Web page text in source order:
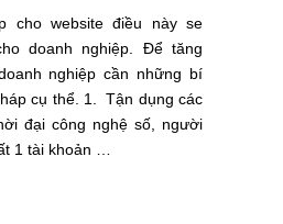
cho website điều này se
doanh nghiệp. Để tăng
nghiệp cần những bí
cụ thể. 1. Tận dụng các
đại công nghệ số, người
1 tài khoản …